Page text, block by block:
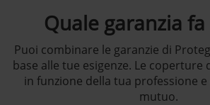
Quale garanzia
Puoi combinare le garanzie di
base alle tue esigenze. Le
in funzione della tua professione
mutuo.